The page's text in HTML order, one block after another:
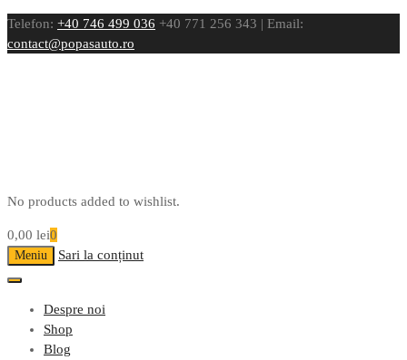
Telefon: +40 746 499 036 +40 771 256 343 | Email:
contact@popasauto.ro
No products added to wishlist.
0,00 lei0
Meniu Sari la conținut
Despre noi
Shop
Blog